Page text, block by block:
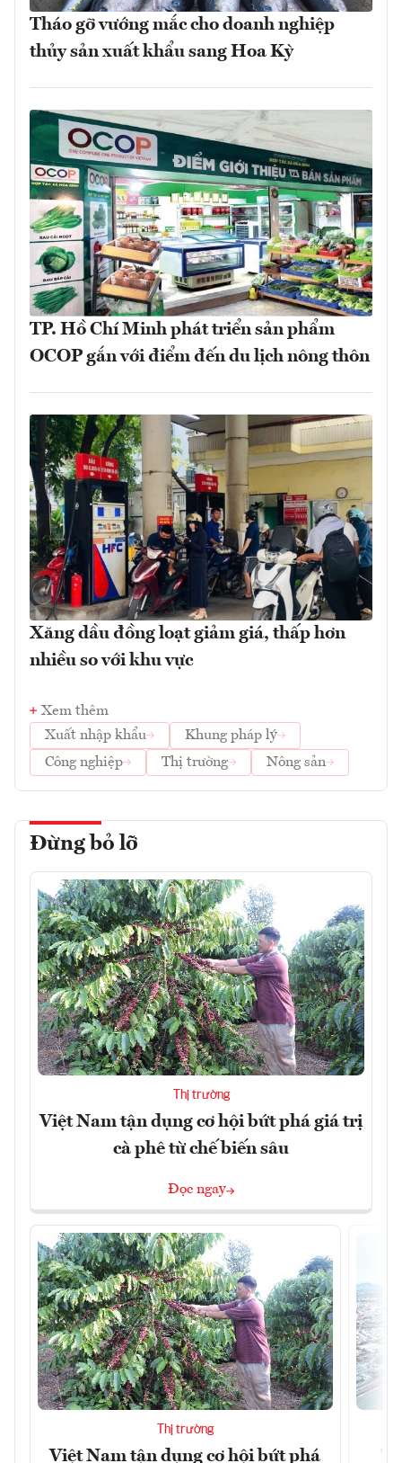
Tháo gỡ vướng mắc cho doanh nghiệp
thủy sản xuất khẩu sang Hoa Kỳ
TP. Hồ Chí Minh phát triển sản phẩm
OCOP gắn với điểm đến du lịch nông thôn
Xăng dầu đồng loạt giảm giá, thấp hơn
nhiều so với khu vực
Xem thêm
Xuất nhập khẩu
Khung pháp lý
Công nghiệp
Thị trường Nông sản
Đừng bỏ lỡ
Thị trường
Việt Nam tận dụng cơ hội bứt phá giá trị
cà phê từ chế biến sâu
Đọc ngay
Thị trường
Việt Nam tận dụng cơ hội bứt phá